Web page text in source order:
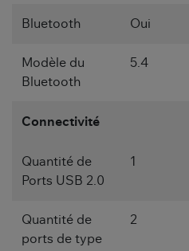
Bluetooth Oui
Modèle du
Bluetooth
5.4
Connectivité
Quantité de
Ports USB 2.0
1
Quantité de
ports de type
2